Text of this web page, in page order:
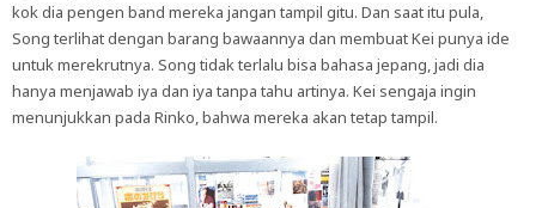
kok dia pengen band mereka jangan tampil gitu. Dan saat itu pula,
Song terlihat dengan barang bawaannya dan membuat Kei punya ide
untuk merekrutnya. Song tidak terlalu bisa bahasa jepang, jadi dia
hanya menjawab iya dan iya tanpa tahu artinya. Kei sengaja ingin
menunjukkan pada Rinko, bahwa mereka akan tetap tampil.